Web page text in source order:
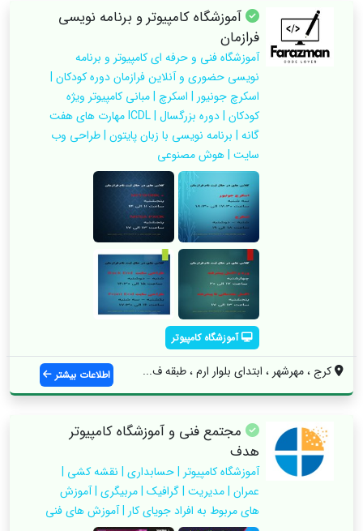
آموزشگاه کامپیوتر و برنامه نویسی
فرازمان
آموزشگاه فنی و حرفه ای کامپیوتر و برنامه
نویسی حضوری و آنلاین فرازمان دوره کودکان |
اسکرچ جونیور | اسکرچ | مبانی کامپیوتر ویژه
کودکان | دوره بزرگسال | ICDL مهارت های هفت
گانه | برنامه نویسی با زبان پایتون | طراحی وب
سایت | هوش مصنوعی
آموزشگاه کامپیوتر
کرج ، مهرشهر ، ابتدای بلوار ارم ، طبقه ف... اطلاعات بیشتر
مجتمع فنی و آموزشگاه کامپیوتر
هدف
آموزشگاه کامپیوتر | حسابداری | نقشه کشی |
عمران | مدیریت | گرافیک | مربیگری | آموزش
های مربوط به افراد جویای کار | آموزش های فنی